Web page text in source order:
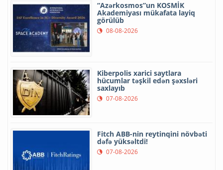
“Azərkosmos”un KOSMİK
Akademiyası mükafata layiq
görülüb
08-08-2026
Kiberpolis xarici saytlara
hücumlar təşkil edən şəxsləri
saxlayıb
07-08-2026
Fitch ABB-nin reytinqini növbəti
dəfə yüksəltdi!
07-08-2026